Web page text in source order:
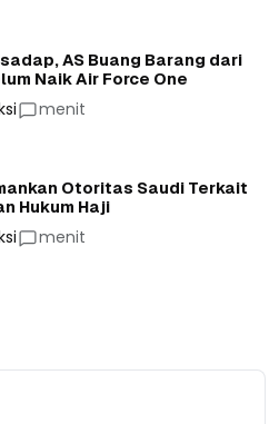
AS Buang Barang dari
Naik Air Force One
menit
Otoritas Saudi Terkait
Hukum Haji
menit